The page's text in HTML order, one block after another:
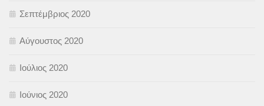
Σεπτέμβριος 2020
Αύγουστος 2020
Ιούλιος 2020
Ιούνιος 2020